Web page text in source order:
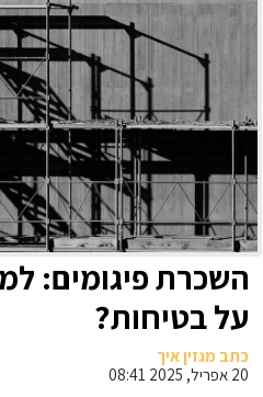
השכרת פיגומים:
על בטיחות?
כתב מגזין איך
20 אפריל, 2025 08:41